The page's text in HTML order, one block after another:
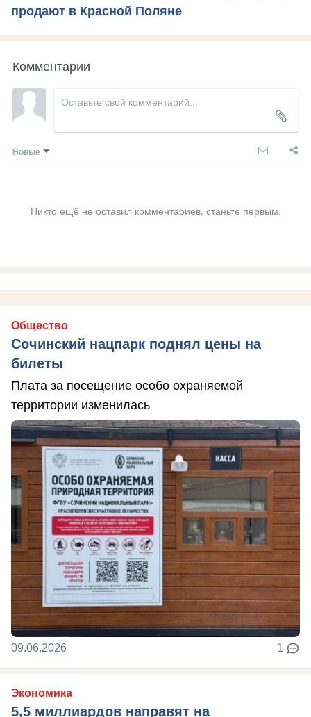
продают в Красной Поляне
Комментарии
Новые
Никто ещё не оставил комментариев, станьте первым.
Общество
Сочинский нацпарк поднял цены на
билеты
Плата за посещение особо охраняемой
территории изменилась
09.06.2026 1
Экономика
5,5 миллиардов направят на